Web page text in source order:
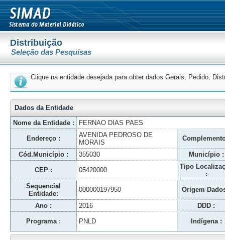
Distribuição
Seleção das Pesquisas
Clique na entidade desejada para obter dados Gerais, Pedido,
Dados da Entidade
Nome da Entidade :
FERNAO DIAS PAES
Endereço :
AVENIDA PEDROSO DE
MORAIS
Cód.Município : 355030 Município :
CEP : 05420000
Tipo
:
Sequencial
Entidade:
000000197950 Origem
Ano : 2016 DDD :
Programa : PNLD Indígena :